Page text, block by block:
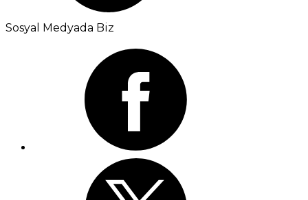
Sosyal Medyada Biz